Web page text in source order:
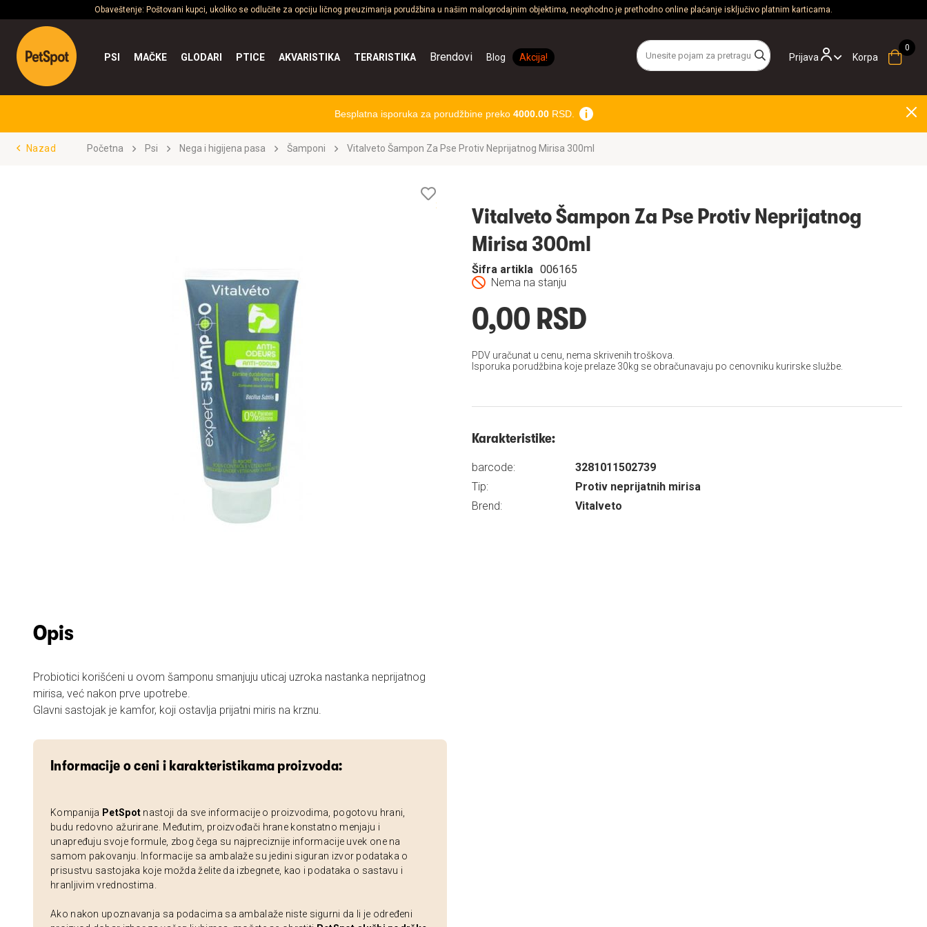
Obaveštenje: Poštovani kupci, ukoliko se odlučite za opciju ličnog preuzimanja porudžbina u našim maloprodajnim objektima, neophodno je prethodno online plaćanje isključivo platnim karticama.
Prijava
PSI MAČKE GLODARI PTICE AKVARISTIKA TERARISTIKA Brendovi Blog Akcija! Korpa
Besplatna isporuka za porudžbine preko 4000.00RSD.
Nazad Početna Psi Nega i higijena pasa Šamponi Vitalveto Šampon Za Pse Protiv Neprijatnog Mirisa 300ml
Opis
Probiotici korišćeni u ovom šamponu smanjuju uticaj uzroka nastanka neprijatnog
mirisa, već nakon prve upotrebe.
Glavni sastojak je kamfor, koji ostavlja prijatni miris na krznu.
Informacije o ceni i karakteristikama proizvoda:
Kompanija PetSpot nastoji da sve informacije o proizvodima, pogotovu hrani,
budu redovno ažurirane. Međutim, proizvođači hrane konstatno menjaju i
unapređuju svoje formule, zbog čega su najpreciznije informacije uvek one na
samom pakovanju. Informacije sa ambalaže su jedini siguran izvor podataka o
prisustvu sastojaka koje možda želite da izbegnete, kao i podataka o sastavu i
hranljivim vrednostima.
Ako nakon upoznavanja sa podacima sa ambalaže niste sigurni da li je određeni
želja
Vitalveto Šampon Za Pse Protiv Neprijatnog
Mirisa 300ml
Nema na stanju
Šifra artikla 006165
0,00 RSD
PDV uračunat u cenu, nema skrivenih troškova.
Isporuka porudžbina koje prelaze 30kg se obračunavaju po cenovniku kurirske službe.
Karakteristike:
barcode:
3281011502739
Tip:
Protiv neprijatnih mirisa
Brend:
Vitalveto